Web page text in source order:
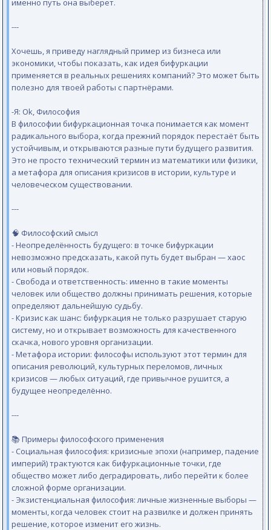
именно путь она выберет.
---
Хочешь, я приведу наглядный пример из бизнеса или
экономики, чтобы показать, как идея бифуркации
применяется в реальных решениях компаний? Это может быть
полезно для твоей работы с партнёрами.
-Я: Ok, Философия
В философии бифуркационная точка понимается как момент
радикального выбора, когда прежний порядок перестаёт быть
устойчивым, и открываются разные пути будущего развития.
Это не просто технический термин из математики или физики,
а метафора для описания кризисов в истории, культуре и
человеческом существовании.
---
🧠 Философский смысл
- Неопределённость будущего: в точке бифуркации
невозможно предсказать, какой путь будет выбран — хаос
или новый порядок.
- Свобода и ответственность: именно в такие моменты
человек или общество должны принимать решения, которые
определяют дальнейшую судьбу.
- Кризис как шанс: бифуркация не только разрушает старую
систему, но и открывает возможность для качественного
скачка, нового уровня организации.
- Метафора истории: философы используют этот термин для
описания революций, культурных переломов, личных
кризисов — любых ситуаций, где привычное рушится, а
будущее неопределённо.
---
📚 Примеры философского применения
- Социальная философия: кризисные эпохи (например, падение
империй) трактуются как бифуркационные точки, где
общество может либо деградировать, либо перейти к более
сложной форме организации.
- Экзистенциальная философия: личные жизненные выборы —
моменты, когда человек стоит на развилке и должен принять
решение, которое изменит его жизнь.